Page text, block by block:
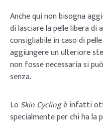
Anche qui non bisogna
di lasciare la pelle libera
consigliabile in caso di
aggiungere un ulteriore
non fosse necessaria si
senza.
Lo Skin Cyclingè infatti
specialmente per chi ha la